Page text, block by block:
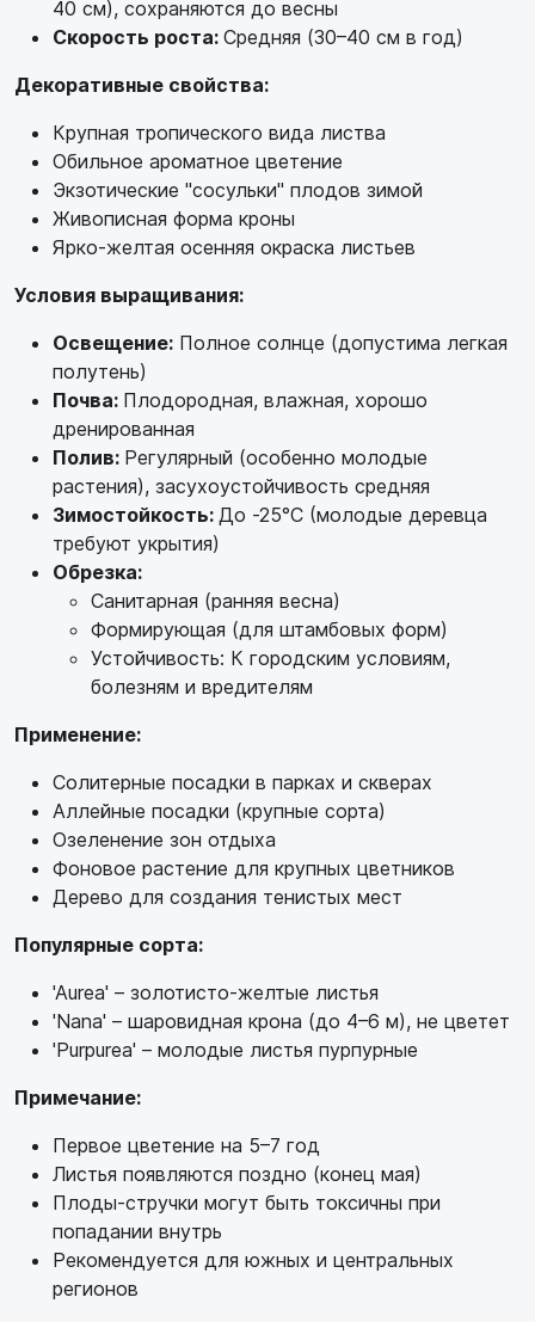
40 см), сохраняются до весны
Скорость роста: Средняя (30–40 см в год)
Декоративные свойства:
Крупная тропического вида листва
Обильное ароматное цветение
Экзотические "сосульки" плодов зимой
Живописная форма кроны
Ярко-желтая осенняя окраска листьев
Условия выращивания:
Освещение: Полное солнце (допустима легкая
полутень)
Почва: Плодородная, влажная, хорошо
дренированная
Полив: Регулярный (особенно молодые
растения), засухоустойчивость средняя
Зимостойкость: До -25°C (молодые деревца
требуют укрытия)
Обрезка:
Санитарная (ранняя весна)
Формирующая (для штамбовых форм)
Устойчивость: К городским условиям,
болезням и вредителям
Применение:
Солитерные посадки в парках и скверах
Аллейные посадки (крупные сорта)
Озеленение зон отдыха
Фоновое растение для крупных цветников
Дерево для создания тенистых мест
Популярные сорта:
'Aurea' – золотисто-желтые листья
'Nana' – шаровидная крона (до 4–6 м), не цветет
'Purpurea' – молодые листья пурпурные
Примечание:
Первое цветение на 5–7 год
Листья появляются поздно (конец мая)
Плоды-стручки могут быть токсичны при
попадании внутрь
Рекомендуется для южных и центральных
регионов